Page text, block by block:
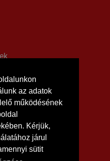
az adatok
működésének
Kérjük,
járul
sütit